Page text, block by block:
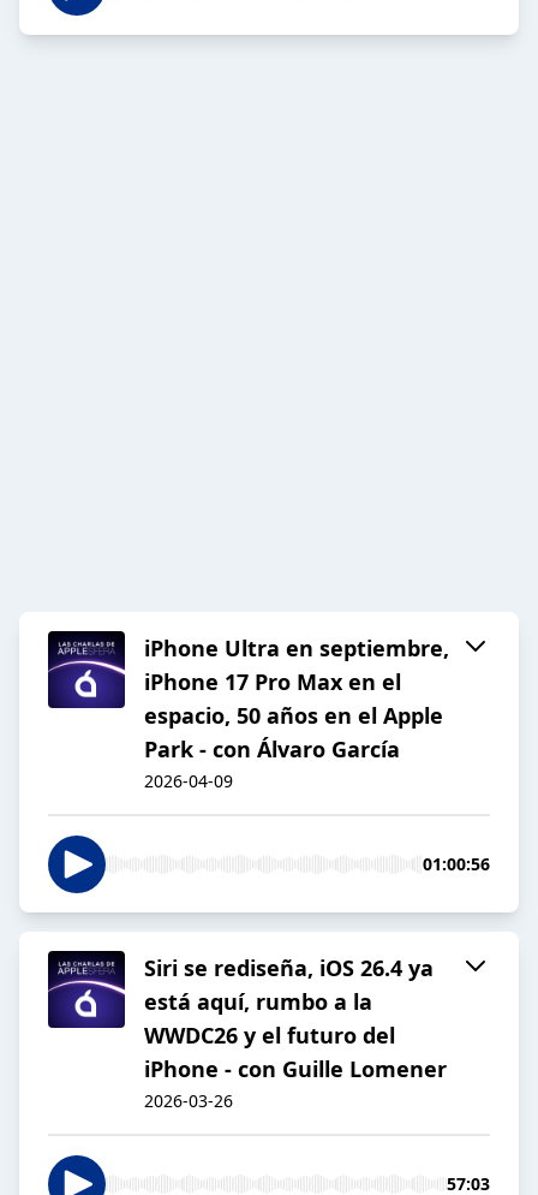
iPhone Ultra en septiembre,
iPhone 17 Pro Max en el
espacio, 50 años en el Apple
Park - con Álvaro García
2026-04-09
01:00:56
Siri se rediseña, iOS 26.4 ya
está aquí, rumbo a la
WWDC26 y el futuro del
iPhone - con Guille Lomener
2026-03-26
57:03